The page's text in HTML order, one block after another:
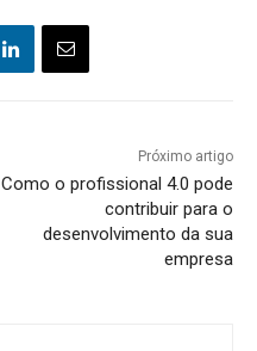
Próximo artigo
Como o profissional 4.0 pode
contribuir para o
desenvolvimento da sua
empresa